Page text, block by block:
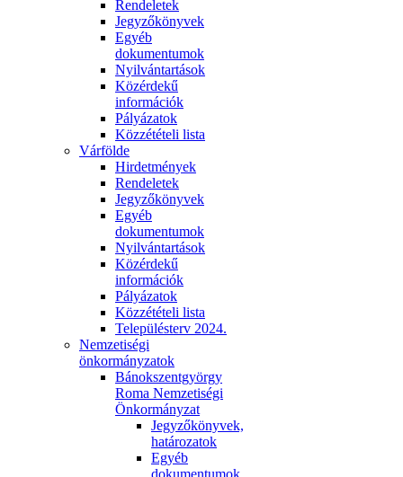
Rendeletek
Jegyzőkönyvek
Egyéb
dokumentumok
Nyilvántartások
Közérdekű
információk
Pályázatok
Közzétételi lista
Várfölde
Hirdetmények
Rendeletek
Jegyzőkönyvek
Egyéb
dokumentumok
Nyilvántartások
Közérdekű
információk
Pályázatok
Közzétételi lista
Településterv 2024.
Nemzetiségi
önkormányzatok
Bánokszentgyörgy
Roma Nemzetiségi
Önkormányzat
Jegyzőkönyvek,
határozatok
Egyéb
dokumentumok